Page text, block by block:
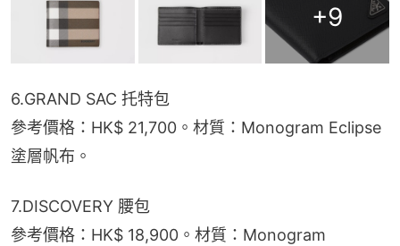
+9
6.GRAND SAC 托特包
參考價格：HK$ 21,700。材質：Monogram Eclipse
塗層帆布。
7.DISCOVERY 腰包
參考價格：HK$ 18,900。材質：Monogram